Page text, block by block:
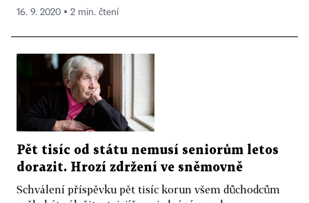
16. 9. 2020 ▪ 2 min. čtení
Pět tisíc od státu nemusí seniorům letos
dorazit. Hrozí zdržení ve sněmovně
Schválení příspěvku pět tisíc korun všem důchodcům